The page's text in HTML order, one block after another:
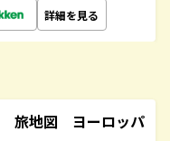
詳細を見る
旅地図 ヨーロッパ